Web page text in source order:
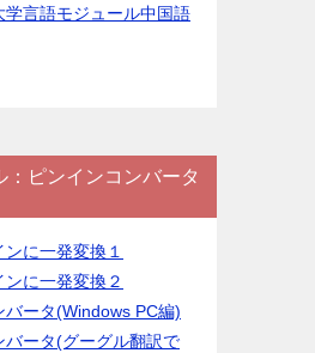
学言語モジュール中国語
：ピンインコンバータ
に一発変換１
に一発変換２
バータ(Windows PC編)
バータ(グーグル翻訳で